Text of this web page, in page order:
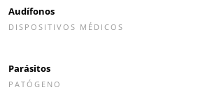
Audífonos
DISPOSITIVOS MÉDICOS
Parásitos
PATÓGENO